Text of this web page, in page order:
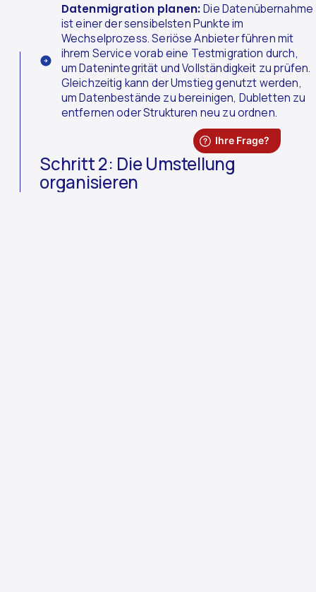
Datenmigration planen:Die Datenübernahme
ist einer der sensibelsten Punkte im
Wechselprozess. Seriöse Anbieter führen mit
ihrem Service vorab eine Testmigration durch,
um Datenintegrität und Vollständigkeit zu prüfen.
Gleichzeitig kann der Umstieg genutzt werden,
um Datenbestände zu bereinigen, Dubletten zu
entfernen oder Strukturen neu zu ordnen.
Schritt 2: Die Umstellung
organisieren